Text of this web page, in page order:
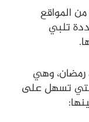
المواقع
تلبي
وهي
تسهل على